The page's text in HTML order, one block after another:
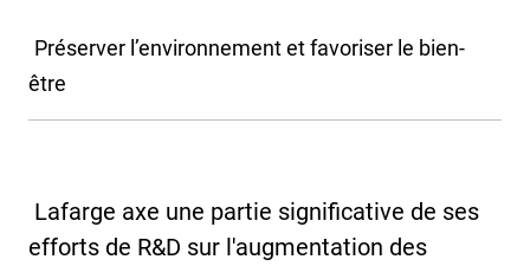
Préserver l’environnement et favoriser le bien-
être
Lafarge axe une partie significative de ses
efforts de R&D sur l'augmentation des